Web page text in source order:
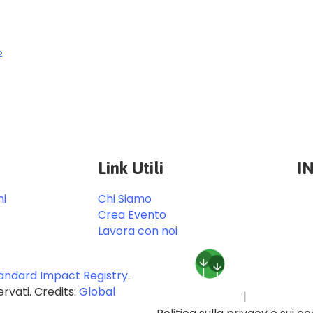
Link Utili
Chi Siamo
Crea Evento
Lavora con noi
Impact Registry.
Credits: Global
|